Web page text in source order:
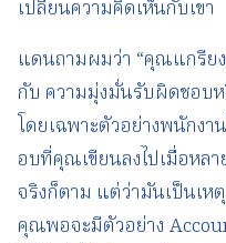
เปลี่ยนความคิดเห็นกับเขา
แดนถามผมว่า “คุณแกรีย
กับ ความมุ่งมั่นรับผิดชอบ
โดยเฉพาะตัวอย่างพนักง
อบที่คุณเขียนลงไปเมื่อหล
จริงก็ตาม แต่ว่ามันเป็นเห
คุณพอจะมีตัวอย่าง